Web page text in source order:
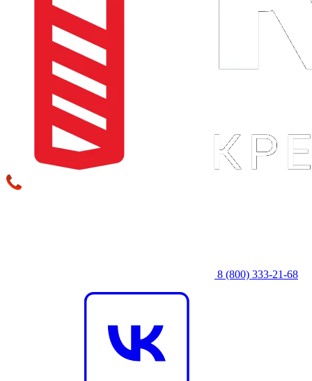
8 (800) 333‑21-68